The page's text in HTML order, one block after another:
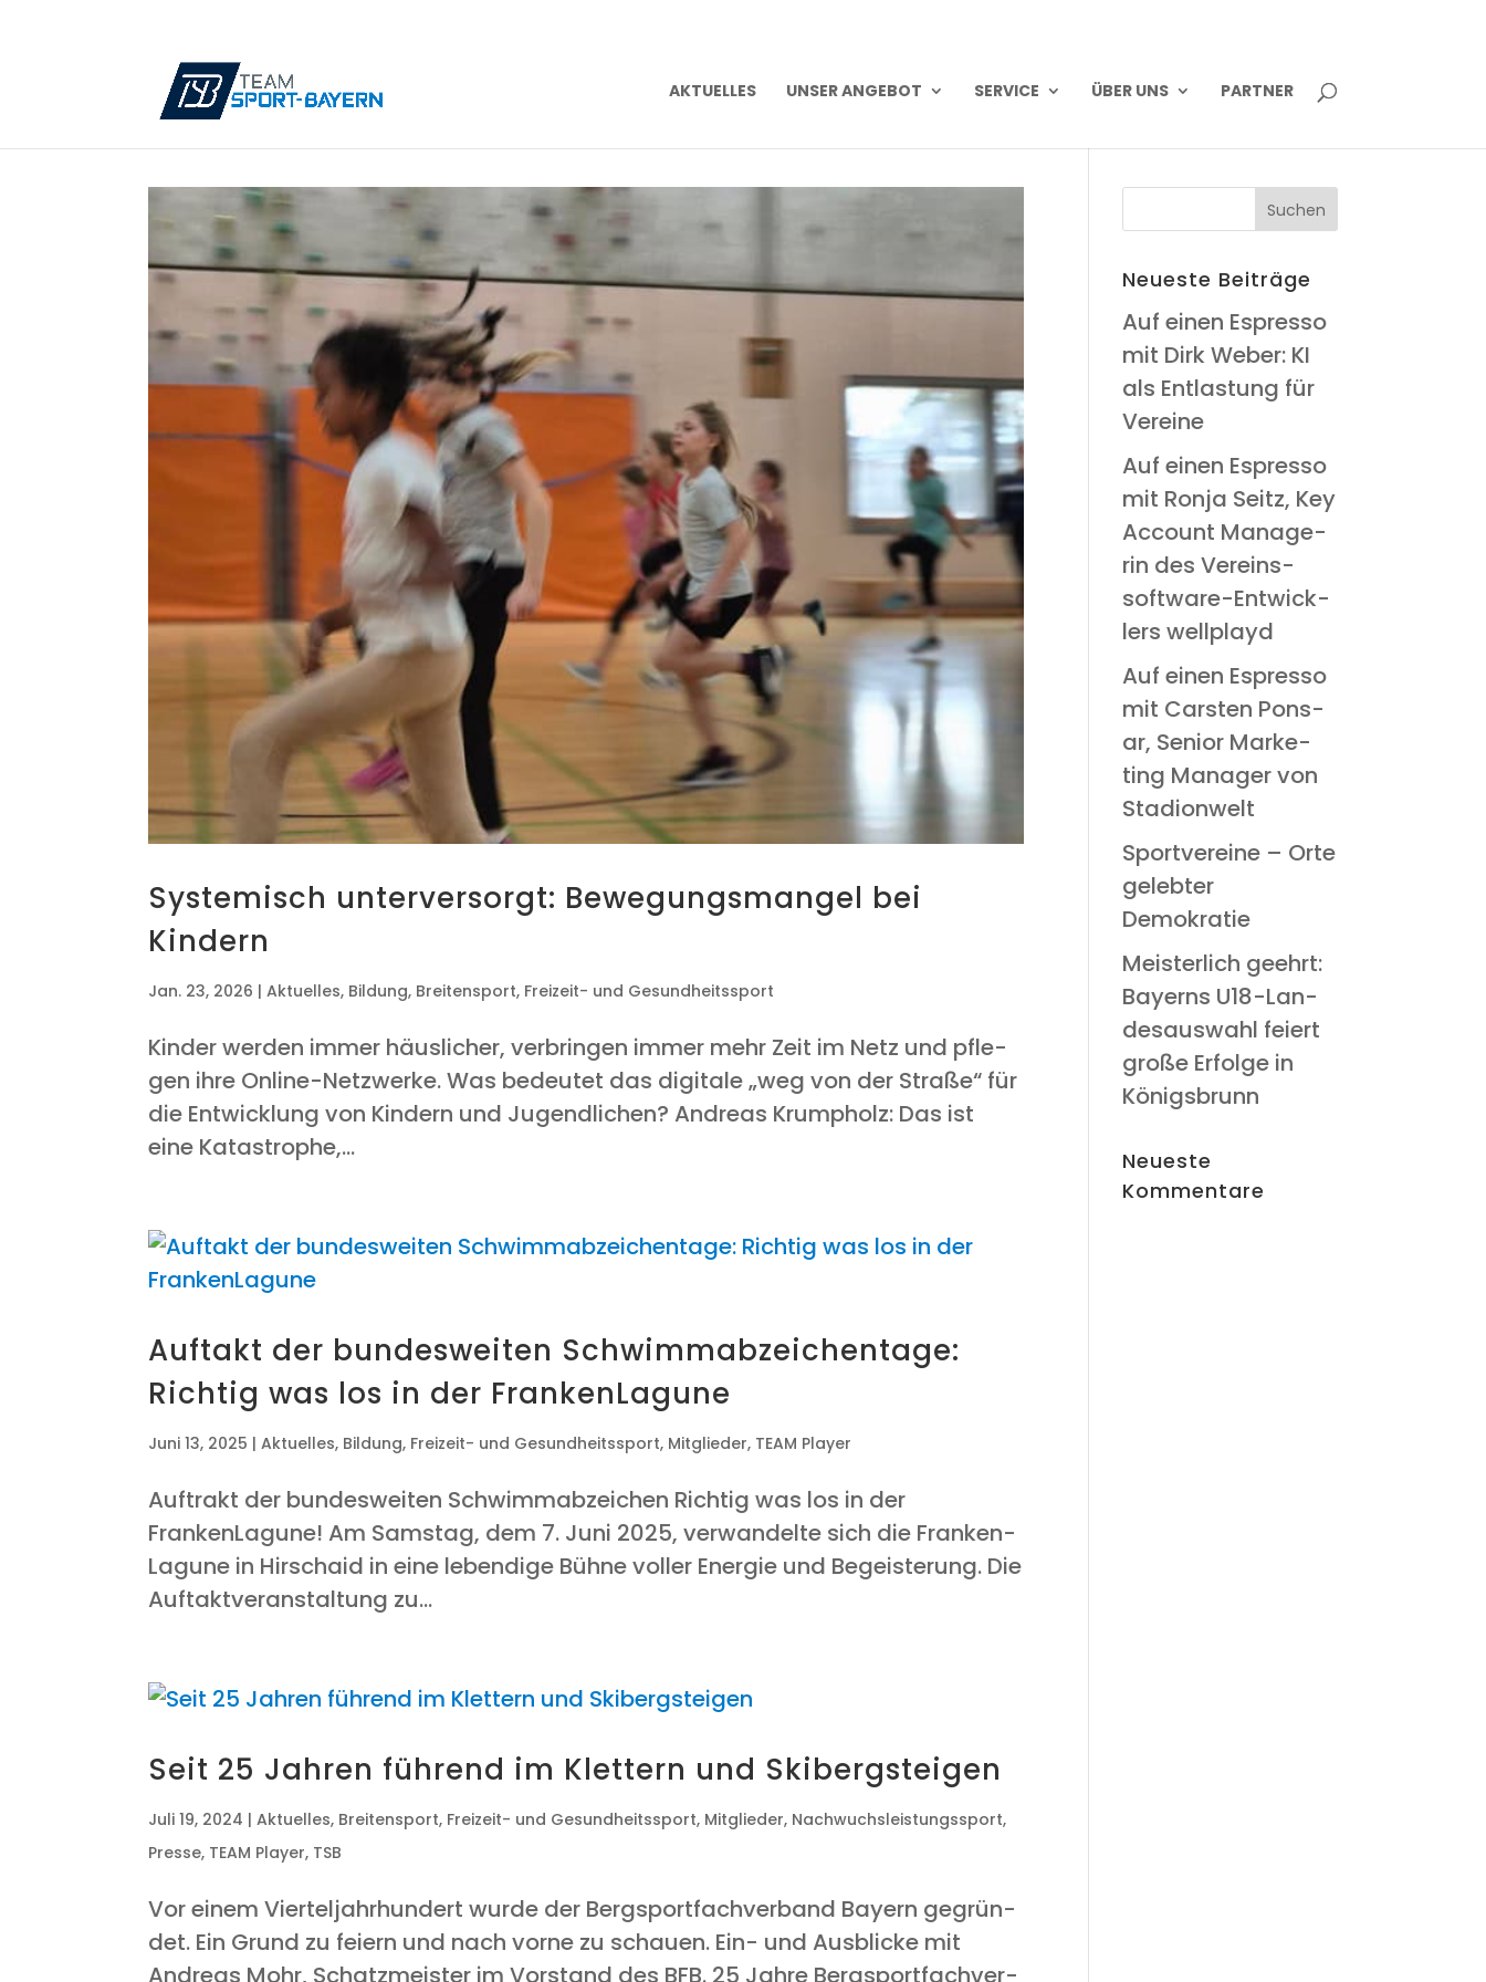
AKTU­EL­LES UNSER ANGE­BOT SER­VICE ÜBER UNS PART­NER
Sys­te­misch unter­ver­sorgt: Bewe­gungs­man­gel bei
Kindern
Jan. 23, 2026 |Aktuelles, Bildung, Breitensport, Freizeit- und Gesundheitssport
Kin­der wer­den immer häus­li­cher, ver­brin­gen immer mehr Zeit im Netz und pfle­
gen ihre Online-Netz­wer­ke. Was bedeu­tet das digi­ta­le „weg von der Stra­ße“ für
die Ent­wick­lung von Kin­dern und Jugendlichen? Andre­as Krum­p­holz: Das ist
eine Kata­stro­phe,...
Auf­takt der bun­des­wei­ten Schwimm­ab­zei­chen­ta­ge:
Rich­tig was los in der FrankenLagune
Juni 13, 2025 |Aktuelles, Bildung, Freizeit- und Gesundheitssport, Mitglieder, TEAM Player
Auf­trakt der bun­des­wei­ten Schwimmabzeichen Rich­tig was los in der
FrankenLagune! Am Sams­tag, dem 7. Juni 2025, ver­wan­del­te sich die Fran­ken­
La­gu­ne in Hirschaid in eine leben­di­ge Büh­ne vol­ler Ener­gie und Begeis­te­rung. Die
Auf­takt­ver­an­stal­tung zu...
Seit 25 Jah­ren füh­rend im Klet­tern und Skibergsteigen
Juli 19, 2024 |Aktuelles, Breitensport, Freizeit- und Gesundheitssport, Mitglieder, Nachwuchsleistungssport,
Presse, TEAM Player, TSB
Vor einem Vier­tel­jahr­hun­dert wur­de der Berg­sport­fach­ver­band Bay­ern gegrün­
det. Ein Grund zu fei­ern und nach vor­ne zu schau­en. Ein- und Aus­bli­cke mit
Andre­as Mohr, Schatz­meis­ter im Vor­stand des BFB. 25 Jah­re Berg­sport­fach­ver­
Neu­es­te Beiträge
Auf einen Espres­so
mit Dirk Weber: KI
als Ent­las­tung für
Vereine
Auf einen Espres­so
mit Ron­ja Seitz, Key
Account Mana­ge­
rin des Ver­eins­
soft­ware-Ent­wick­
lers wellplayd
Auf einen Espres­so
mit Cars­ten Pon­s­
ar, Seni­or Mar­ke­
ting Mana­ger von
Stadionwelt
Sport­ver­ei­ne – Orte
geleb­ter
Demokratie
Meis­ter­lich geehrt:
Bay­erns U18-Lan­
des­aus­wahl fei­ert
gro­ße Erfol­ge in
Königsbrunn
Neu­es­te
Kommentare